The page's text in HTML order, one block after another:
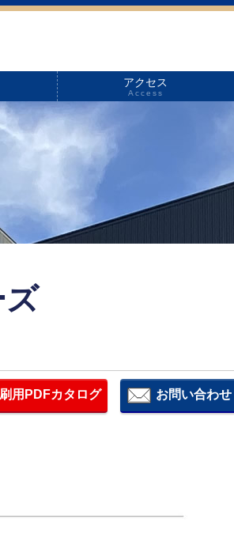
アクセス
Access
用PDFカタログ お問い合わせ